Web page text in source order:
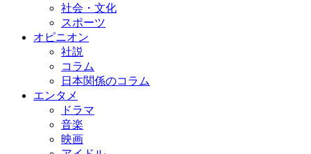
社会・文化
スポーツ
オピニオン
社説
コラム
日本関係のコラム
エンタメ
ドラマ
音楽
映画